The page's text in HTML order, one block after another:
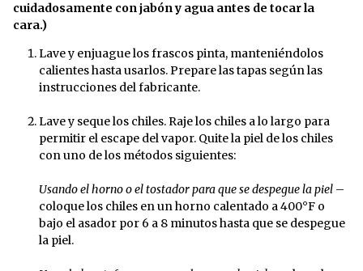
cuidadosamente con jabón y agua antes de tocar la
cara.)
Lave y enjuague los frascos pinta, manteniéndolos
calientes hasta usarlos. Prepare las tapas según las
instrucciones del fabricante.
Lave y seque los chiles. Raje los chiles a lo largo para
permitir el escape del vapor. Quite la piel de los chiles
con uno de los métodos siguientes:
Usando el horno o el tostador para que se despegue la piel –
coloque los chiles en un horno calentado a 400°F o
bajo el asador por 6 a 8 minutos hasta que se despegue
la piel.